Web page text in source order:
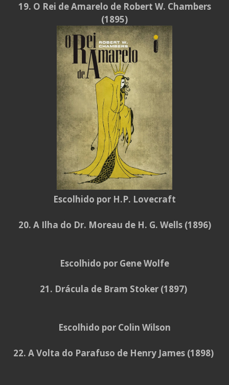
19. O Rei de Amarelo de Robert W. Chambers
(1895)
Escolhido por H.P. Lovecraft
20. A Ilha do Dr. Moreau de H. G. Wells (1896)
Escolhido por Gene Wolfe
21. Drácula de Bram Stoker (1897)
Escolhido por Colin Wilson
22. A Volta do Parafuso de Henry James (1898)